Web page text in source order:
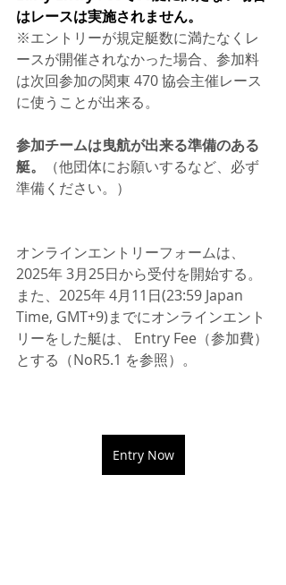
はレースは実施されません。
※エントリーが規定艇数に満たなくレ
ースが開催されなかった場合、参加料
は次回参加の関東 470 協会主催レース
に使うことが出来る。
参加チームは曳航が出来る準備のある
艇。
（他団体にお願いするなど、必ず
準備ください。）
オンラインエントリーフォームは、
2025年 3月25日から受付を開始する。
また、2025年 4月11日(23:59 Japan
Time, GMT+9)までにオンラインエント
リーをした艇は、 Entry Fee（参加費）
とする（NoR5.1 を参照）。
Entry Now